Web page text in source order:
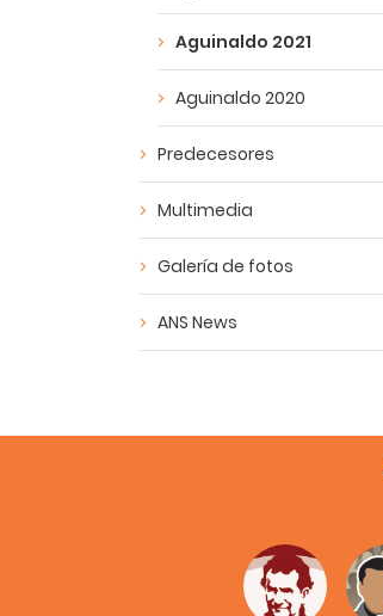
Aguinaldo 2021
Aguinaldo 2020
Predecesores
Multimedia
Galería de fotos
ANS News